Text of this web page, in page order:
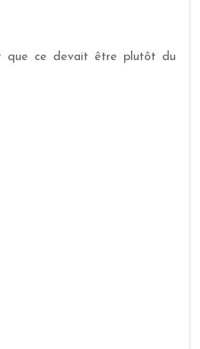
que ce devait être plutôt du